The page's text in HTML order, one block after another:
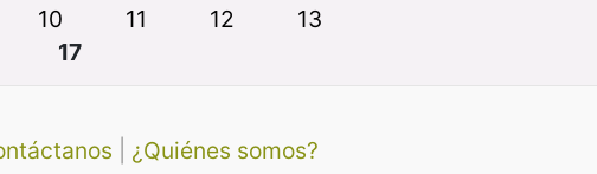
10 11 12
13
17
¿Quiénes somos?